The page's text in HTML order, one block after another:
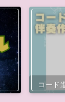
コード